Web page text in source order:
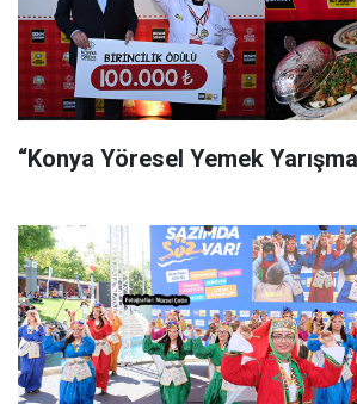
“Konya Yöresel Yemek